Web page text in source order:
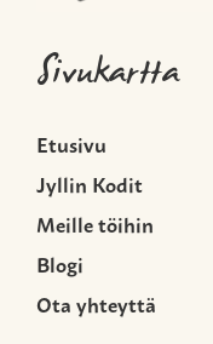
Sivukartta
Etusivu
Jyllin Kodit
Meille töihin
Blogi
Ota yhteyttä